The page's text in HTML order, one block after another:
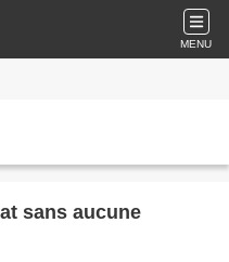
MENU
sans aucune